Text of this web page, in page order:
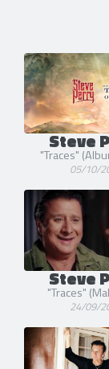
Steve
"Traces"
05/10/
Steve
"Traces"
24/09/